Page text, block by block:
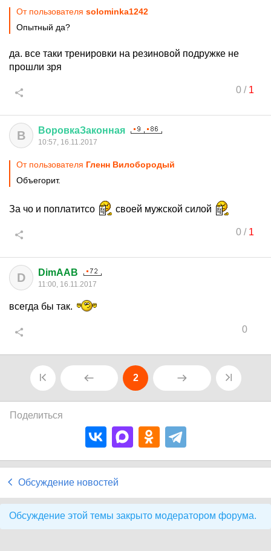
От пользователя solominka1242
Опытный да?
да. все таки тренировки на резиновой подружке не
прошли зря
0/ 1
В ВоровкаЗаконная
10:57, 16.11.2017
От пользователя Гленн Вилобородый
Объегорит.
За чо и поплатитсо своей мужской силой
0/ 1
D DimAAB
11:00, 16.11.2017
всегда бы так.
0
2
Поделиться
Обсуждение новостей
Обсуждение этой темы закрыто модератором форума.